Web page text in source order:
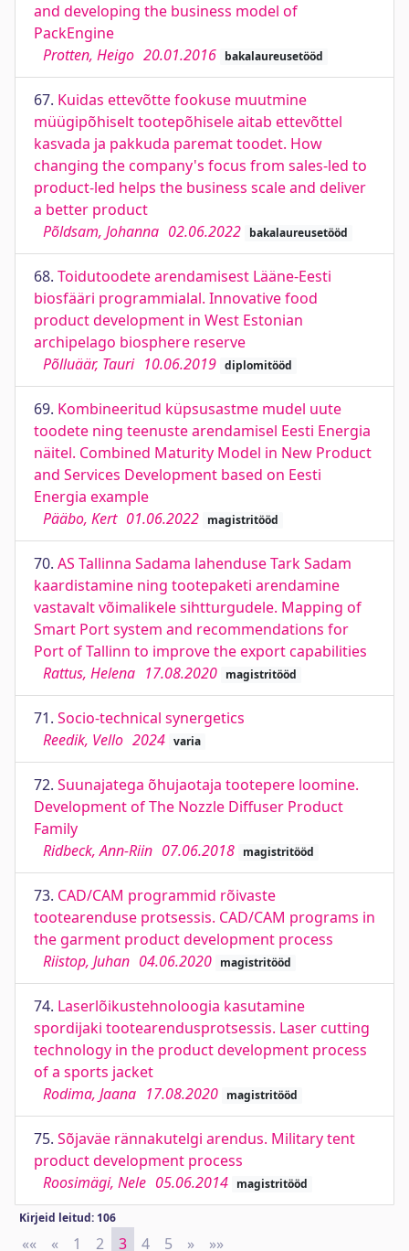
and developing the business model of
PackEngine
Protten, Heigo 20.01.2016 bakalaureusetööd
67. Kuidas ettevõtte fookuse muutmine
müügipõhiselt tootepõhisele aitab ettevõttel
kasvada ja pakkuda paremat toodet. How
changing the company's focus from sales-led to
product-led helps the business scale and deliver
a better product
Põldsam, Johanna 02.06.2022 bakalaureusetööd
68. Toidutoodete arendamisest Lääne-Eesti
biosfääri programmialal. Innovative food
product development in West Estonian
archipelago biosphere reserve
Põlluäär, Tauri 10.06.2019 diplomitööd
69. Kombineeritud küpsusastme mudel uute
toodete ning teenuste arendamisel Eesti Energia
näitel. Combined Maturity Model in New Product
and Services Development based on Eesti
Energia example
Pääbo, Kert 01.06.2022 magistritööd
70. AS Tallinna Sadama lahenduse Tark Sadam
kaardistamine ning tootepaketi arendamine
vastavalt võimalikele sihtturgudele. Mapping of
Smart Port system and recommendations for
Port of Tallinn to improve the export capabilities
Rattus, Helena 17.08.2020 magistritööd
71. Socio-technical synergetics
Reedik, Vello 2024 varia
72. Suunajatega õhujaotaja tootepere loomine.
Development of The Nozzle Diffuser Product
Family
Ridbeck, Ann-Riin 07.06.2018 magistritööd
73. CAD/CAM programmid rõivaste
tootearenduse protsessis. CAD/CAM programs in
the garment product development process
Riistop, Juhan 04.06.2020 magistritööd
74. Laserlõikustehnoloogia kasutamine
spordijaki tootearendusprotsessis. Laser cutting
technology in the product development process
of a sports jacket
Rodima, Jaana 17.08.2020 magistritööd
75. Sõjaväe rännakutelgi arendus. Military tent
product development process
Roosimägi, Nele 05.06.2014 magistritööd
Kirjeid leitud: 106
«« First
« Previous
1 2 3 4 5 » Next
»»